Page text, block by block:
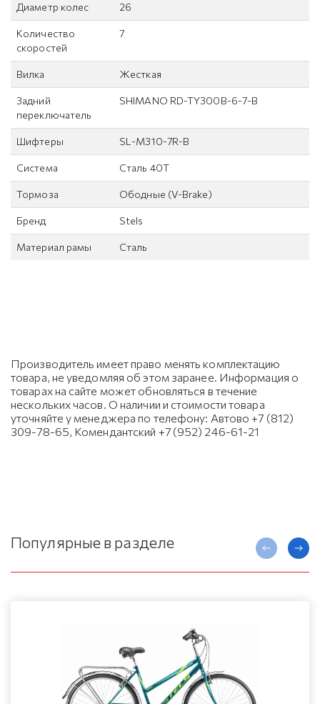
Диаметр колес 26
Количество
скоростей
7
Вилка Жесткая
Задний
переключатель
SHIMANO RD-TY300B-6-7-B
Шифтеры SL-M310-7R-B
Система Сталь 40Т
Тормоза Ободные (V-Brake)
Бренд Stels
Материал рамы Сталь
Производитель имеет право менять комплектацию
товара, не уведомляя об этом заранее. Информация о
товарах на сайте может обновляться в течение
нескольких часов. О наличии и стоимости товара
уточняйте у менеджера по телефону: Автово +7 (812)
309-78-65, Комендантский +7 (952) 246-61-21
Популярные в разделе